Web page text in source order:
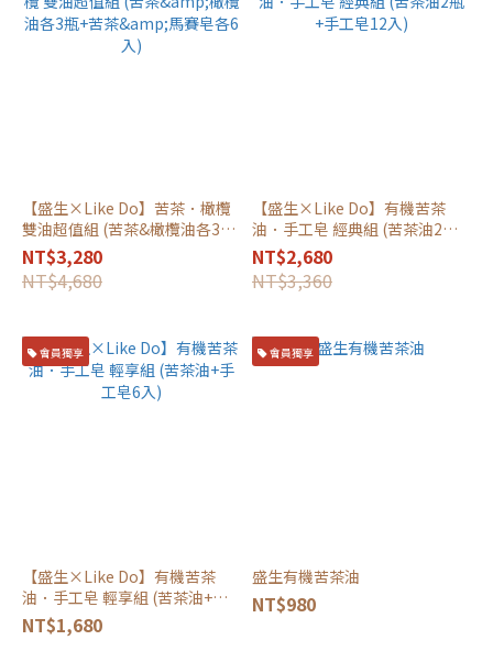
【盛生×Like Do】苦茶．橄欖
雙油超值組 (苦茶&橄欖油各3瓶
+苦茶&馬賽皂各6入)
NT$3,280
NT$4,680
【盛生×Like Do】有機苦茶
油．手工皂 經典組 (苦茶油2瓶
+手工皂12入)
NT$2,680
NT$3,360
會員獨享
【盛生×Like Do】有機苦茶
油．手工皂 輕享組 (苦茶油+手
工皂6入)
NT$1,680
會員獨享
盛生有機苦茶油
NT$980